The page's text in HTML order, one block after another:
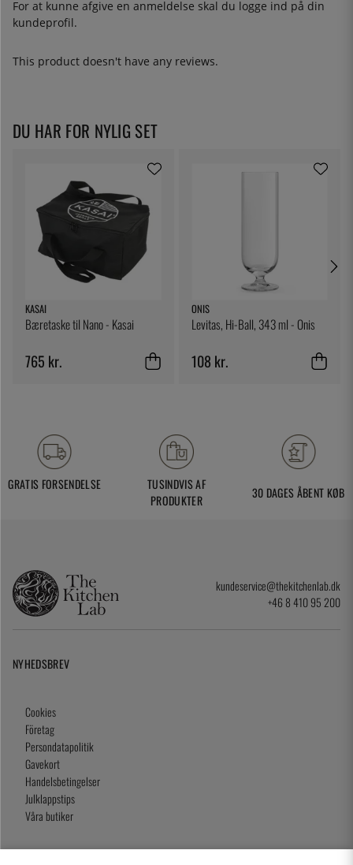
For at kunne afgive en anmeldelse skal du logge ind på din
kundeprofil.
This product doesn't have any reviews.
DU HAR FOR NYLIG SET
KASAI
Bæretaske til Nano - Kasai
765 kr.
ONIS
Levitas, Hi-Ball, 343 ml - Onis
108 kr.
GRATIS FORSENDELSE
TUSINDVIS AF
PRODUKTER
30 DAGES ÅBENT KØB
kundeservice@thekitchenlab.dk
+46 8 410 95 200
NYHEDSBREV
Cookies
Företag
Persondatapolitik
Gavekort
Handelsbetingelser
Julklappstips
Våra butiker